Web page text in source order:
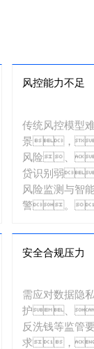
风控能力不足
传统风控模型
景，
风险、
贷识别弱
风险监测与智
警。
安全合规压力
需应对数据隐
护、
反洗钱等监管要
求，